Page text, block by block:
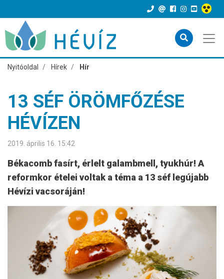
Nyitóoldal Hírek Hír
13 SÉF ÖRÖMFŐZÉSE
HÉVÍZEN
2019. április 16. 15:42
Békacomb fasírt, érlelt galambmell, tyukhúr! A
reformkor ételei voltak a téma a 13 séf legújabb
Hévízi vacsoráján!